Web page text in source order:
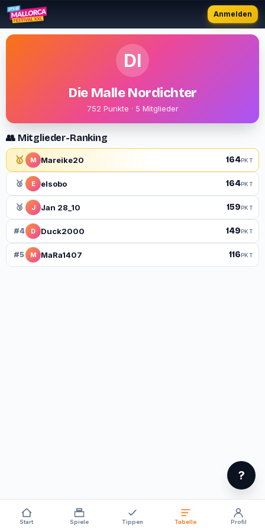
Anmelden
DI
Die Malle Nordichter
752 Punkte · 5 Mitglieder
👥 Mitglieder-Ranking
🥇 M Mareike20 164PKT
🥈 E elsobo 164PKT
🥉 J Jan 28_10 159PKT
#4 D Duck2000 149PKT
#5 M MaRa1407 116PKT
Start Spiele Tippen Tabelle Profil
?